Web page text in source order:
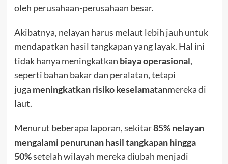
oleh perusahaan-perusahaan besar.
Akibatnya, nelayan harus melaut lebih jauh untuk
mendapatkan hasil tangkapan yang layak. Hal ini
tidak hanya meningkatkan biaya operasional,
seperti bahan bakar dan peralatan, tetapi
juga meningkatkan risiko keselamatanmereka di
laut.
Menurut beberapa laporan, sekitar85% nelayan
mengalami penurunan hasil tangkapan hingga
50%setelah wilayah mereka diubah menjadi